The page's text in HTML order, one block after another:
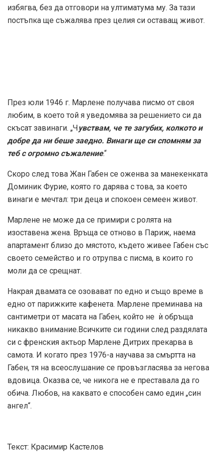
избягва, без да отговори на ултиматума му. За тази
постъпка ще съжалява през целия си оставащ живот.
През юли 1946 г. Марлене получава писмо от своя
любим, в което той я уведомява за решението си да
скъсат завинаги. „Чувствам, че те загубих, колкото и
добре да ни беше заедно. Винаги ще си спомням за
теб с огромно съжаление.“
Скоро след това Жан Габен се оженва за манекенката
Доминик Фурие, която го дарява с това, за което
винаги е мечтал: три деца и спокоен семеен живот.
Марлене не може да се примири с ролята на
изоставена жена. Връща се отново в Париж, наема
апартамент близо до мястото, където живее Габен със
своето семейство и го отрупва с писма, в които го
моли да се срещнат.
Накрая двамата се озовават по едно и също време в
едно от парижките кафенета. Марлене преминава на
сантиметри от масата на Габен, който не ѝ обръща
никакво внимание.Всичките си години след раздялата
си с френския актьор Марлене Дитрих прекарва в
самота. И когато през 1976-а научава за смъртта на
Габен, тя на всеослушание се провъзгласява за негова
вдовица. Оказва се, че никога не е преставала да го
обича. Любов, на каквато е способен само един „син
ангел“.
Текст: Красимир Кастелов